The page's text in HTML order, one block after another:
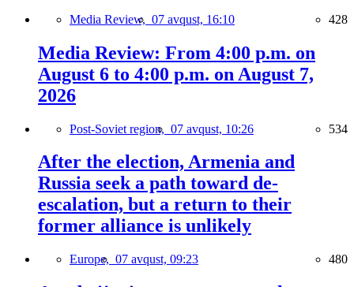
Media Review, 07 avqust, 16:10 428
Media Review: From 4:00 p.m. on
August 6 to 4:00 p.m. on August 7,
2026
Post-Soviet region, 07 avqust, 10:26 534
After the election, Armenia and
Russia seek a path toward de-
escalation, but a return to their
former alliance is unlikely
Europe, 07 avqust, 09:23 480